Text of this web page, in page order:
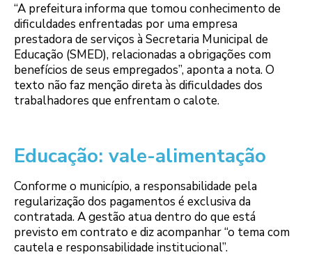
“A prefeitura informa que tomou conhecimento de
dificuldades enfrentadas por uma empresa
prestadora de serviços à Secretaria Municipal de
Educação (SMED), relacionadas a obrigações com
benefícios de seus empregados”, aponta a nota. O
texto não faz menção direta às dificuldades dos
trabalhadores que enfrentam o calote.
Educação: vale-alimentação
Conforme o município, a responsabilidade pela
regularização dos pagamentos é exclusiva da
contratada. A gestão atua dentro do que está
previsto em contrato e diz acompanhar “o tema com
cautela e responsabilidade institucional”.